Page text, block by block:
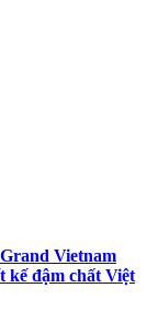
Vietnam
kế đậm chất Việt